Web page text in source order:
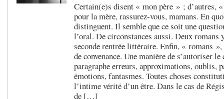
Certain(e)s disent « mon père » ; d’autres,
pour la mère, rassurez-vous, mamans. En
distinguent. Il semble que ce soit une
l’oral. De circonstances aussi. Deux romans
seconde rentrée littéraire. Enfin, « romans
de convenance. Une manière de s’autoriser le
paragraphe erreurs, approximations, oublis,
émotions, fantasmes. Toutes choses
l’intime vérité d’un être. Dans le cas de
de […]